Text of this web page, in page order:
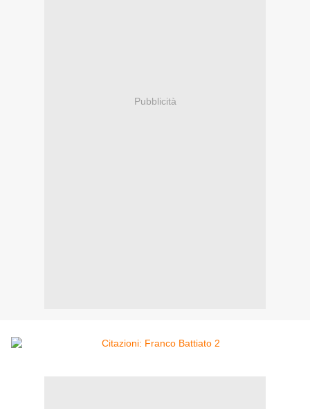
Pubblicità